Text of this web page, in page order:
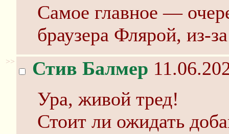
Самое главное —
браузера Флярой, из-
>> Стив Балмер
Ура, живой тред!
Стоит ли ожидать